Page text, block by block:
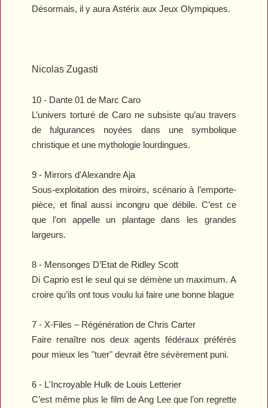
Désormais, il y auraAstérix aux Jeux Olympiques.
Nicolas Zugasti
10 - Dante 01 de Marc Caro
L’univers torturé de Caro ne subsiste qu’au travers
de fulgurances noyées dans une symbolique
christique et une mythologie lourdingues.
9 - Mirrors d'Alexandre Aja
Sous-exploitation des miroirs, scénario à l’emporte-
pièce, et final aussi incongru que débile. C’est ce
que l’on appelle un plantage dans les grandes
largeurs.
8 - Mensonges D’Etat de Ridley Scott
Di Caprio est le seul qui se démène un maximum. A
croire qu’ils ont tous voulu lui faire une bonne blague
7 - X-Files – Régénération de Chris Carter
Faire renaître nos deux agents fédéraux préférés
pour mieux les "tuer" devrait être sévèrement puni.
6 - L'Incroyable Hulk de Louis Letterier
C’est même plus le film de Ang Lee que l’on regrette